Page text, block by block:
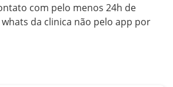
com pelo menos 24h de
da clinica não pelo app por